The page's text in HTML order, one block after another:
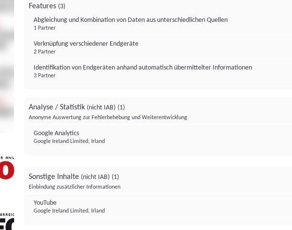
professionell
Features (3)
Abgleichung und Kombination von Daten aus unterschiedlichen Quellen
1 Partner
Verknüpfung verschiedener Endgeräte
2 Partner
Identifikation von Endgeräten anhand automatisch übermittelter Informationen
3 Partner
Analyse / Statistik (nicht IAB) (1)
Anonyme Auswertung zur Fehlerbehebung und Weiterentwicklung
Google Analytics
Google Ireland Limited, Irland
Sonstige Inhalte (nicht IAB) (1)
Einbindung zusätzlicher Informationen
YouTube
Google Ireland Limited, Irland